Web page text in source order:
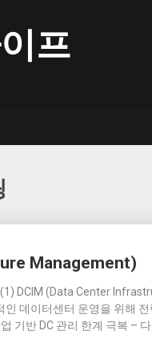
프
Management)
DCIM (Data Center
데이터센터 운영을 위해
기반 DC 관리 한계 극복 –